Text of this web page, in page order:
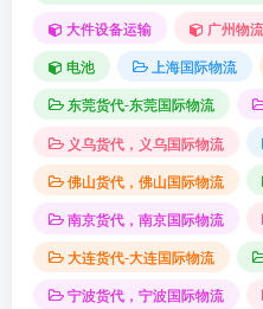
大件设备运输 广州物
电池
上海国际物流
东莞货代-东莞国际物流
义乌货代，义乌国际物流
佛山货代，佛山国际物流
南京货代，南京国际物流
大连货代-大连国际物流
宁波货代，宁波国际物流